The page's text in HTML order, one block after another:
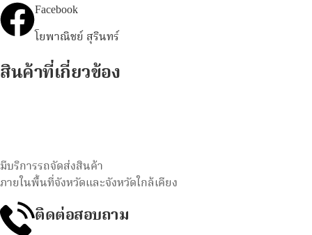
Facebook
โยพาณิชย์ สุรินทร์
สินค้าที่เกี่ยวข้อง
มีบริการรถจัดส่งสินค้า
ภายในพื้นที่จังหวัดและจังหวัดใกล้เคียง
ติดต่อสอบถาม